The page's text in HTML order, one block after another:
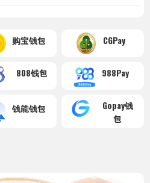
购宝钱包 CGPay
808钱包 988Pay
钱能钱包
Gopay钱
包